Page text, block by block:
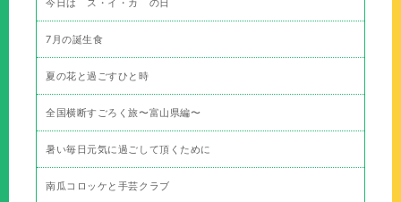
7月の誕生食
夏の花と過ごすひと時
全国横断すごろく旅〜富山県編〜
暑い毎日元気に過ごして頂くために
南瓜コロッケと手芸クラブ